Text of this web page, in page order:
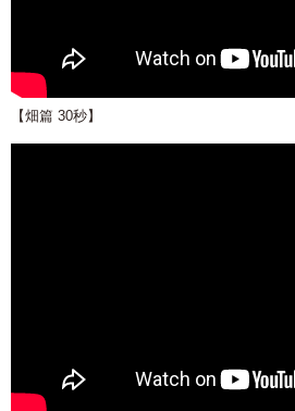
【畑篇 30秒】